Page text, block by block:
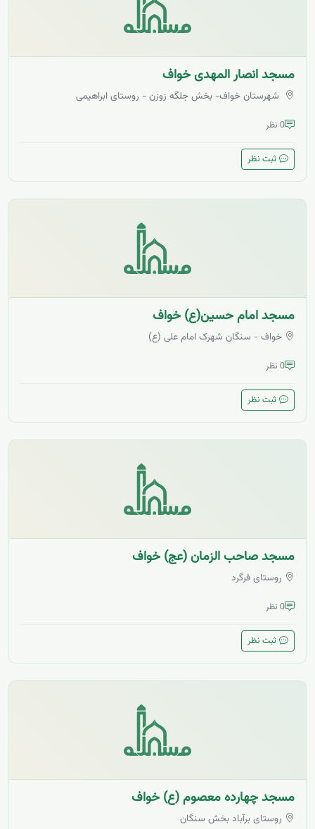
مسجد انصار المهدی خواف
شهرستان خواف- بخش جلگه زوزن - روستای ابراهیمی
0 نظر
ثبت نظر
مسجد امام حسین(ع) خواف
خواف - سنگان شهرک امام علی (ع)
0 نظر
ثبت نظر
مسجد صاحب الزمان (عج) خواف
روستای فرگرد
0 نظر
ثبت نظر
مسجد چهارده معصوم (ع) خواف
روستای برآباد بخش سنگان